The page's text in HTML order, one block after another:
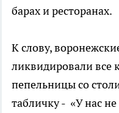
барах и ресторанах.
К слову,
ликвидировали все
пепельницы со
табличку - «У нас